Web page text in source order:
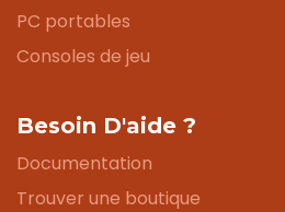
PC portables
Consoles de jeu
Besoin D'aide ?
Documentation
Trouver une boutique